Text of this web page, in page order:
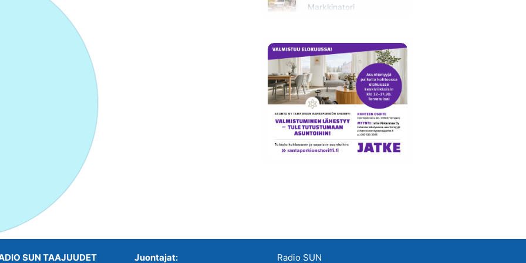
Markkinatori
SUN TAAJUUDET Juontajat: Radio SUN